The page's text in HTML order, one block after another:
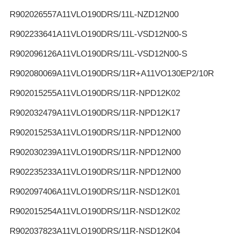
R902026557A11VLO190DRS/11L-NZD12N00
R902233641A11VLO190DRS/11L-VSD12N00-S
R902096126A11VLO190DRS/11L-VSD12N00-S
R902080069A11VLO190DRS/11R+A11VO130EP2/10R
R902015255A11VLO190DRS/11R-NPD12K02
R902032479A11VLO190DRS/11R-NPD12K17
R902015253A11VLO190DRS/11R-NPD12N00
R902030239A11VLO190DRS/11R-NPD12N00
R902235233A11VLO190DRS/11R-NPD12N00
R902097406A11VLO190DRS/11R-NSD12K01
R902015254A11VLO190DRS/11R-NSD12K02
R902037823A11VLO190DRS/11R-NSD12K04